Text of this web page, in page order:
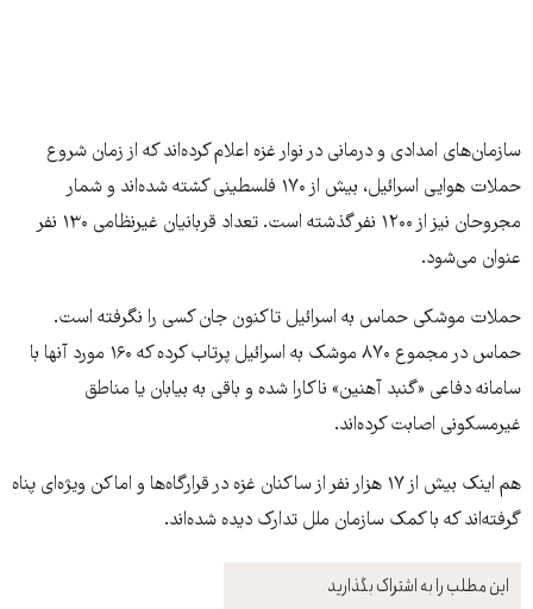
این مطلب را به اشتراک بگذارید
سازمان‌های امدادی و درمانی در نوار غزه اعلام کرده‌اند که از زمان شروع
حملات هوایی اسرائیل، بیش از ۱۷۰ فلسطینی کشته شده‌اند و شمار
مجروحان نیز از ۱۲۰۰ نفر گذشته است. تعداد قربانیان غیرنظامی ۱۳۰ نفر
عنوان می‌شود.
حملات موشکی حماس به اسرائیل تاکنون جان کسی را نگرفته است.
حماس در مجموع ۸۷۰ موشک به اسرائیل پرتاب کرده که ۱۶۰ مورد آنها با
سامانه دفاعی «گنبد آهنین» ناکارا شده و باقی به بیابان‌ یا مناطق
غیرمسکونی اصابت کرده‌اند.
هم اینک بیش از ۱۷ هزار نفر از ساکنان غزه در قرارگاه‌ها و اماکن ویژه‌ای پناه
گرفته‌اند که با کمک سازمان ملل تدارک دیده شده‌اند.